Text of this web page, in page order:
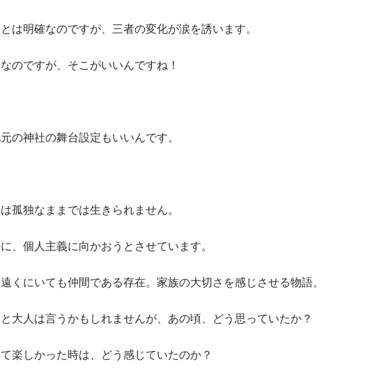
は明確なのですが、三者の変化が涙を誘います。
のですが、そこがいいんですね！
の神社の舞台設定もいいんです。
孤独なままでは生きられません。
、個人主義に向かおうとさせています。
くにいても仲間である存在。家族の大切さを感じさせる物語。
大人は言うかもしれませんが、あの頃、どう思っていたか？
楽しかった時は、どう感じていたのか？